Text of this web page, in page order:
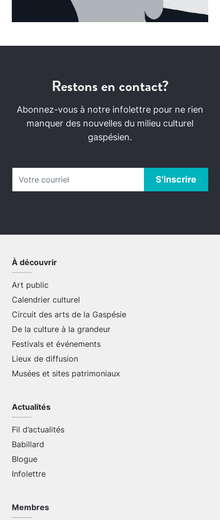
Restons en contact?
Abonnez-vous à notre infolettre pour ne rien
manquer des nouvelles du milieu culturel
gaspésien.
À découvrir
Art public
Calendrier culturel
Circuit des arts de la Gaspésie
De la culture à la grandeur
Festivals et événements
Lieux de diffusion
Musées et sites patrimoniaux
Actualités
Fil d’actualités
Babillard
Blogue
Infolettre
Membres